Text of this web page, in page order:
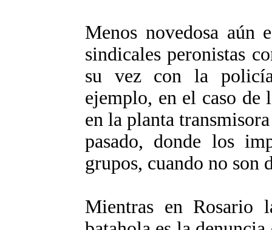
Menos novedosa aún
sindicales peronistas
su vez con la
ejemplo, en el caso de
en la planta
pasado, donde los
grupos, cuando no son
Mientras en Rosario